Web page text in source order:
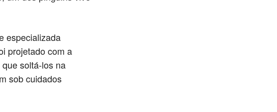
especializada
projetado com a
soltá-los na
sob cuidados